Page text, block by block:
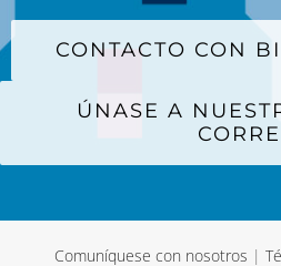
CONTACTO CON
ÚNASE A
Comuníquese con nosotros |